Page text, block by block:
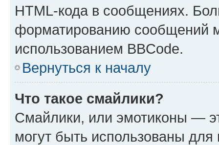
HTML-кода в сообщениях.
форматированию сообщений
использованием BBCode.
Вернуться к началу
Что такое смайлики?
Смайлики, или эмотиконы —
могут быть использованы